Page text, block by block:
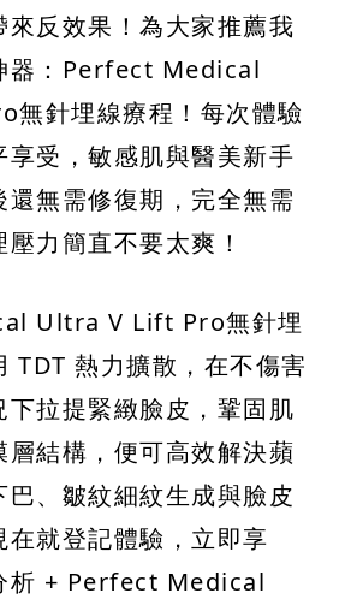
反效果！為大家推薦我
器：Perfect Medical
針埋線療程！每次體驗
受，敏感肌與醫美新手
無需修復期，完全無需
力簡直不要太爽！
Ultra V Lift Pro無針埋
TDT 熱力擴散，在不傷害
下拉提緊緻臉皮，鞏固肌
層結構，便可高效解決蘋
、皺紋細紋生成與臉皮
就登記體驗，立即享
析 + Perfect Medical